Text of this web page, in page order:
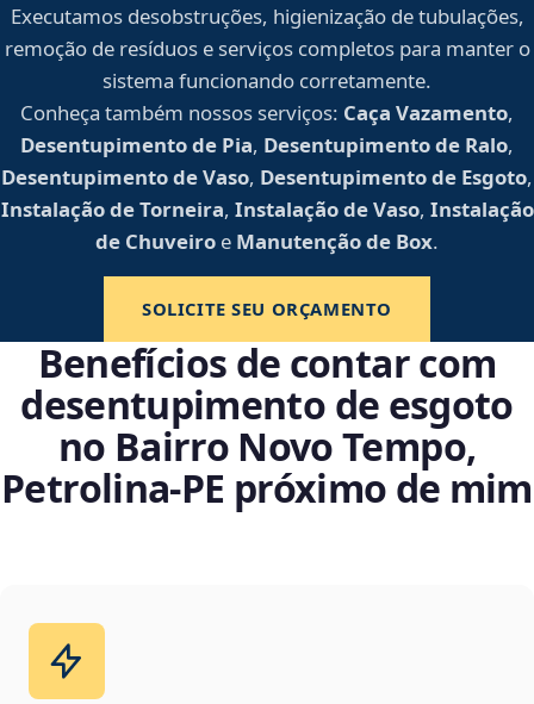
Executamos desobstruções, higienização de tubulações,
remoção de resíduos e serviços completos para manter o
sistema funcionando corretamente.
Conheça também nossos serviços: Caça Vazamento,
Desentupimento de Pia, Desentupimento de Ralo,
Desentupimento de Vaso, Desentupimento de Esgoto,
Instalação de Torneira, Instalação de Vaso, Instalação
de Chuveiro e Manutenção de Box.
SOLICITE SEU ORÇAMENTO
Benefícios de contar com
desentupimento de esgoto
no Bairro Novo Tempo,
Petrolina‑PE próximo de mim